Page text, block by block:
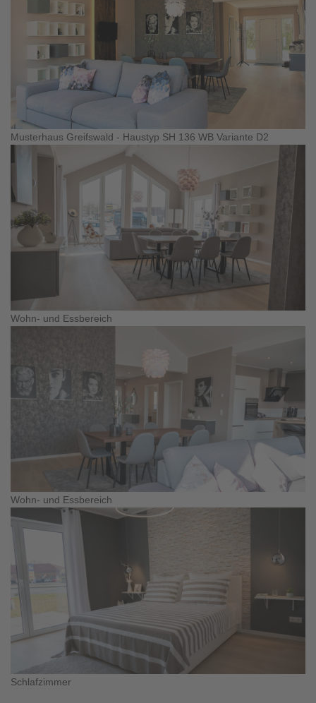
Musterhaus Greifswald - Haustyp SH 136 WB Variante D2
Wohn- und Essbereich
Wohn- und Essbereich
Schlafzimmer